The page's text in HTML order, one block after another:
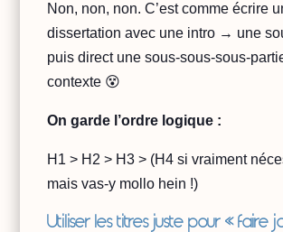
Non, non, non. C’est comme écrire
dissertation avec une intro → une
puis direct une sous-sous-sous-
contexte 😵
On garde l’ordre logique :
H1 > H2 > H3 > (H4 si vraiment
mais vas-y mollo hein !)
Utiliser les titres juste pour « faire